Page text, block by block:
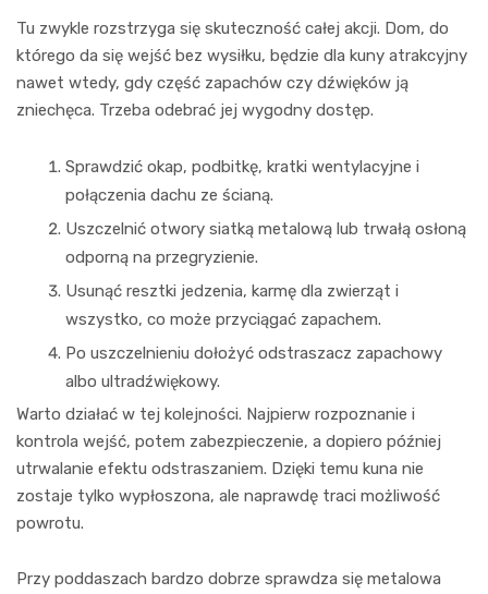
Tu zwykle rozstrzyga się skuteczność całej akcji. Dom, do
którego da się wejść bez wysiłku, będzie dla kuny atrakcyjny
nawet wtedy, gdy część zapachów czy dźwięków ją
zniechęca. Trzeba odebrać jej wygodny dostęp.
Sprawdzić okap, podbitkę, kratki wentylacyjne i
połączenia dachu ze ścianą.
Uszczelnić otwory siatką metalową lub trwałą osłoną
odporną na przegryzienie.
Usunąć resztki jedzenia, karmę dla zwierząt i
wszystko, co może przyciągać zapachem.
Po uszczelnieniu dołożyć odstraszacz zapachowy
albo ultradźwiękowy.
Warto działać w tej kolejności. Najpierw rozpoznanie i
kontrola wejść, potem zabezpieczenie, a dopiero później
utrwalanie efektu odstraszaniem. Dzięki temu kuna nie
zostaje tylko wypłoszona, ale naprawdę traci możliwość
powrotu.
Przy poddaszach bardzo dobrze sprawdza się metalowa